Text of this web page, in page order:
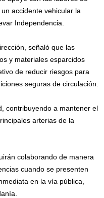
accidente vehicular la
Independencia.
señaló que las
y materiales esparcidos
de reducir riesgos para
seguras de circulación.
contribuyendo a mantener el
arterias de la
colaborando de manera
cuando se presenten
en la vía pública,